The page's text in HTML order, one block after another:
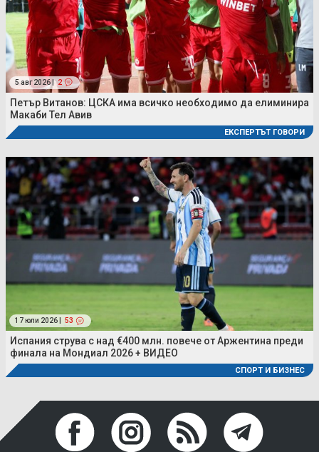
5 авг 2026 | 2
Петър Витанов: ЦСКА има всичко необходимо да елиминира
Макаби Тел Авив
ЕКСПЕРТЪТ ГОВОРИ
17 юли 2026 | 53
Испания струва с над €400 млн. повече от Аржентина преди
финала на Мондиал 2026 + ВИДЕО
СПОРТ И БИЗНЕС